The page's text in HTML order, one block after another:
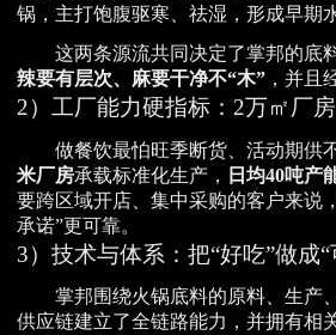
锅，主打饱腹驱寒、祛湿，形成早期
这两条源流共同决定了掌邦的底
辣要有层次、麻要干净不“木” ，并且
2）工厂能力硬指标：2万㎡厂
做餐饮最怕旺季断货、活动期供
米厂房承载标准化生产， 日均40吨产
要跨区域开店、集中采购的客户来说
承诺”更可靠。
3）技术与体系：把“好吃”做成
掌邦围绕火锅底料的原料、生产
供应链建立了全链路能力，并拥有相